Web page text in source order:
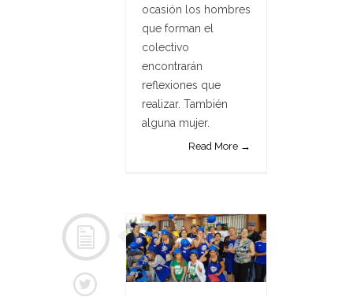
ocasión los hombres
que forman el
colectivo
encontrarán
reflexiones que
realizar. También
alguna mujer.
Read More →